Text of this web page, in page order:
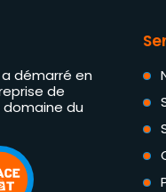
démarré en
de
du